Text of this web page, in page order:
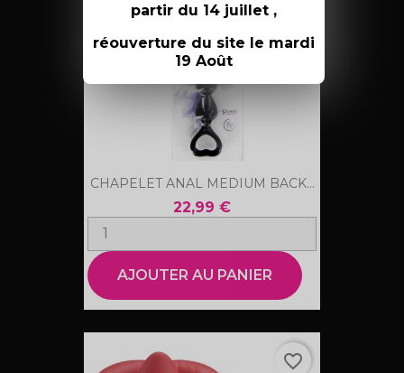
partir du 14 juillet ,
réouverture du site le mardi
19 Août
CHAPELET ANAL MEDIUM BACK...
22,99 €
AJOUTER AU PANIER
favorite_border